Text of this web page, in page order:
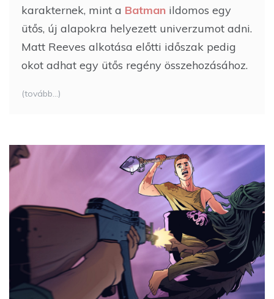
karakternek, mint a Batman ildomos egy
ütős, új alapokra helyezett univerzumot adni.
Matt Reeves alkotása előtti időszak pedig
okot adhat egy ütős regény összehozásához.
(tovább…)